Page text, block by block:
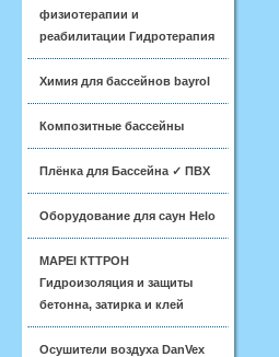
физиотерапии и
реабилитации Гидротерапия
Химия для бассейнов bayrol
Композитные бассейны
Плёнка для Бассейна ✓ ПВХ
Оборудование для саун Helo
MAPEI КТТРОН
Гидроизоляция и защиты
бетонна, затирка и клей
Осушители воздуха DanVex